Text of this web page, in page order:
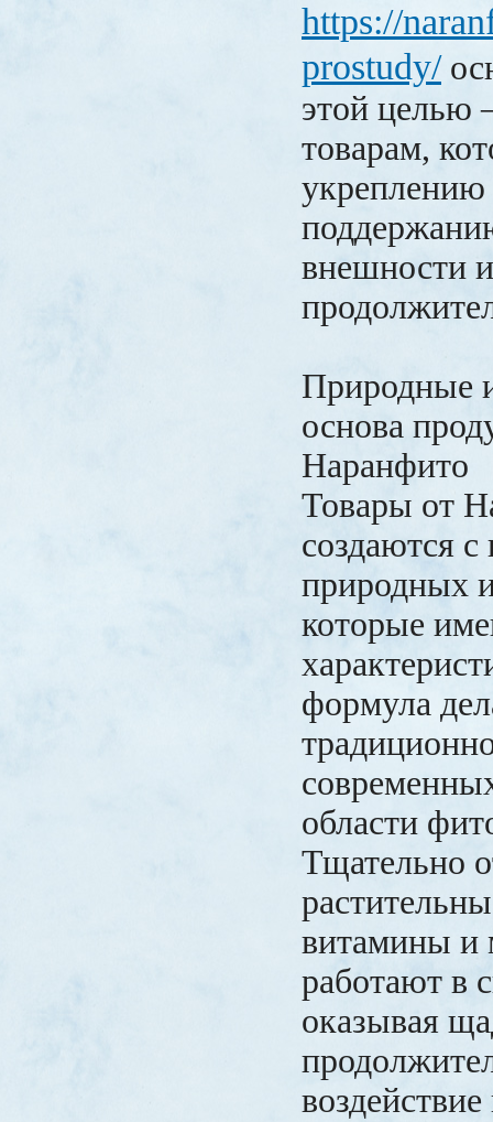
https://
prostudy/
этой целью
товарам,
укреплению
внешности
Природные
основа
Наранфито
Товары от
создаются
природных
которые
формула
области
Тщательно
витамины и
работают в
оказывая